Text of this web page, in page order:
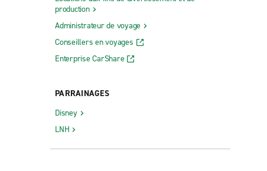
production
Administrateur de voyage
Conseillers en voyages
Enterprise CarShare
PARRAINAGES
Disney
LNH